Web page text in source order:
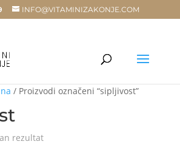
INFO@VITAMINIZAKONJE.COM
/ Proizvodi označeni “sipljivost”
rezultat